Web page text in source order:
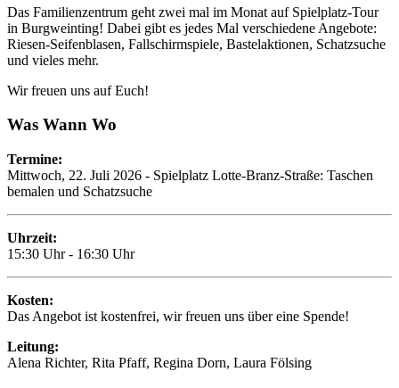
Das Familienzentrum geht zwei mal im Monat auf Spielplatz-Tour
in Burgweinting! Dabei gibt es jedes Mal verschiedene Angebote:
Riesen-Seifenblasen, Fallschirmspiele, Bastelaktionen, Schatzsuche
und vieles mehr.
Wir freuen uns auf Euch!
Was Wann Wo
Termine:
Mittwoch, 22. Juli 2026 - Spielplatz Lotte-Branz-Straße: Taschen
bemalen und Schatzsuche
Uhrzeit:
15:30 Uhr - 16:30 Uhr
Kosten:
Das Angebot ist kostenfrei, wir freuen uns über eine Spende!
Leitung:
Alena Richter, Rita Pfaff, Regina Dorn, Laura Fölsing